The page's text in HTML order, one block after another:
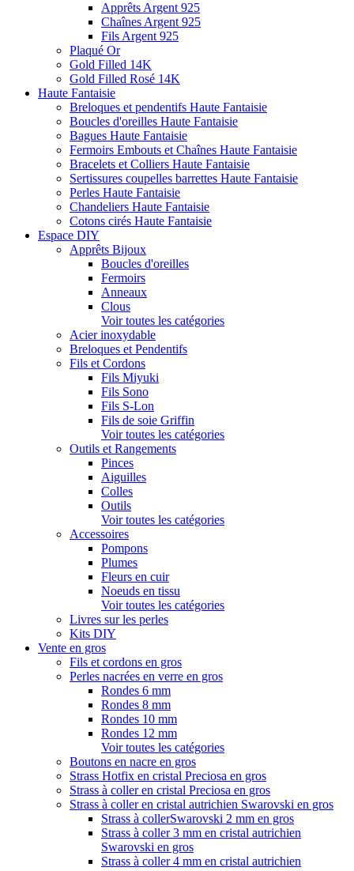
Apprêts Argent 925
Chaînes Argent 925
Fils Argent 925
Plaqué Or
Gold Filled 14K
Gold Filled Rosé 14K
Haute Fantaisie
Breloques et pendentifs Haute Fantaisie
Boucles d'oreilles Haute Fantaisie
Bagues Haute Fantaisie
Fermoirs Embouts et Chaînes Haute Fantaisie
Bracelets et Colliers Haute Fantaisie
Sertissures coupelles barrettes Haute Fantaisie
Perles Haute Fantaisie
Chandeliers Haute Fantaisie
Cotons cirés Haute Fantaisie
Espace DIY
Apprêts Bijoux
Boucles d'oreilles
Fermoirs
Anneaux
Clous
Voir toutes les catégories
Acier inoxydable
Breloques et Pendentifs
Fils et Cordons
Fils Miyuki
Fils Sono
Fils S-Lon
Fils de soie Griffin
Voir toutes les catégories
Outils et Rangements
Pinces
Aiguilles
Colles
Outils
Voir toutes les catégories
Accessoires
Pompons
Plumes
Fleurs en cuir
Noeuds en tissu
Voir toutes les catégories
Livres sur les perles
Kits DIY
Vente en gros
Fils et cordons en gros
Perles nacrées en verre en gros
Rondes 6 mm
Rondes 8 mm
Rondes 10 mm
Rondes 12 mm
Voir toutes les catégories
Boutons en nacre en gros
Strass Hotfix en cristal Preciosa en gros
Strass à coller en cristal Preciosa en gros
Strass à coller en cristal autrichien Swarovski en gros
Strass à collerSwarovski 2 mm en gros
Strass à coller 3 mm en cristal autrichien
Swarovski en gros
Strass à coller 4 mm en cristal autrichien